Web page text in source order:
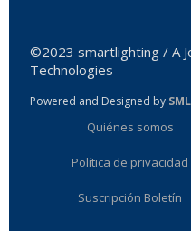
©2023 smartlighting / A
Technologies
Powered and Designed by SML
Quiénes somos
Política de privacidad
Suscripción Boletín